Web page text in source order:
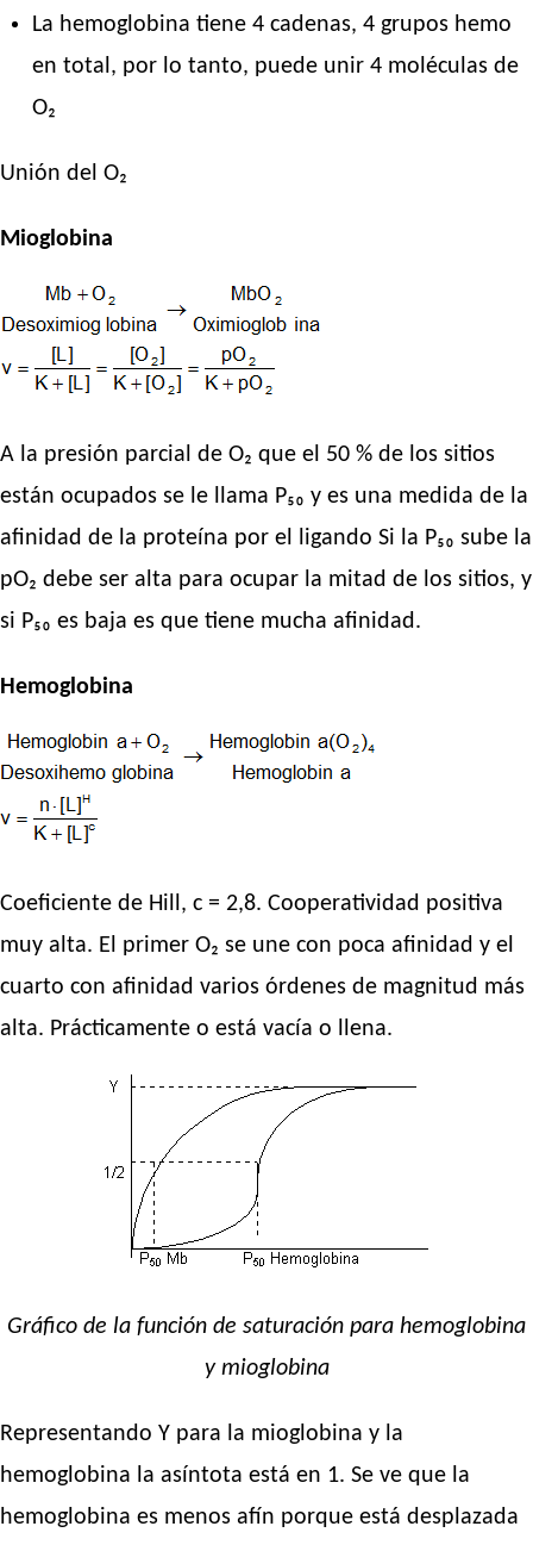
La hemoglobina tiene 4 cadenas, 4 grupos hemo
en total, por lo tanto, puede unir 4 moléculas de
O₂
Unión del O₂
Mioglobina
A la presión parcial de O₂ que el 50 % de los sitios
están ocupados se le llama P₅₀ y es una medida de la
afinidad de la proteína por el ligando Si la P₅₀ sube la
pO₂ debe ser alta para ocupar la mitad de los sitios, y
si P₅₀ es baja es que tiene mucha afinidad.
Hemoglobina
Coeficiente de Hill, c = 2,8. Cooperatividad positiva
muy alta. El primer O₂ se une con poca afinidad y el
cuarto con afinidad varios órdenes de magnitud más
alta. Prácticamente o está vacía o llena.
Gráfico de la función de saturación para hemoglobina
y mioglobina
Representando Y para la mioglobina y la
hemoglobina la asíntota está en 1. Se ve que la
hemoglobina es menos afín porque está desplazada